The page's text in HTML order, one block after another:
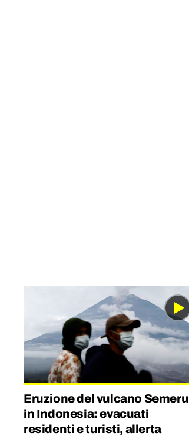
Eruzione del vulcano Semeru
in Indonesia: evacuati
residenti e turisti, allerta